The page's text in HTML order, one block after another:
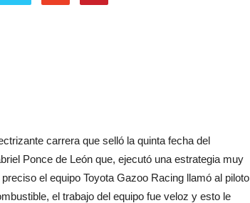
carrera que selló la quinta fecha del
Ponce de León que, ejecutó una estrategia muy
el equipo Toyota Gazoo Racing llamó al piloto
el trabajo del equipo fue veloz y esto le